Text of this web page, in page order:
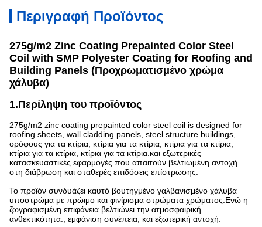
Περιγραφή Προϊόντος
275g/m2 Zinc Coating Prepainted Color Steel
Coil with SMP Polyester Coating for Roofing and
Building Panels (Προχρωματισμένο χρώμα
χάλυβα)
1.Περίληψη του προϊόντος
275g/m2 zinc coating prepainted color steel coil is designed for
roofing sheets, wall cladding panels, steel structure buildings,
ορόφους για τα κτίρια, κτίρια για τα κτίρια, κτίρια για τα κτίρια,
κτίρια για τα κτίρια, κτίρια για τα κτίρια.και εξωτερικές
κατασκευαστικές εφαρμογές που απαιτούν βελτιωμένη αντοχή
στη διάβρωση και σταθερές επιδόσεις επίστρωσης.
Το προϊόν συνδυάζει καυτό βουτηγμένο γαλβανισμένο χάλυβα
υποστρώμα με πρώιμο και φινίρισμα στρώματα χρώματος.Ενώ η
ζωγραφισμένη επιφάνεια βελτιώνει την ατμοσφαιρική
ανθεκτικότητα., εμφάνιση συνέπεια, και εξωτερική αντοχή.